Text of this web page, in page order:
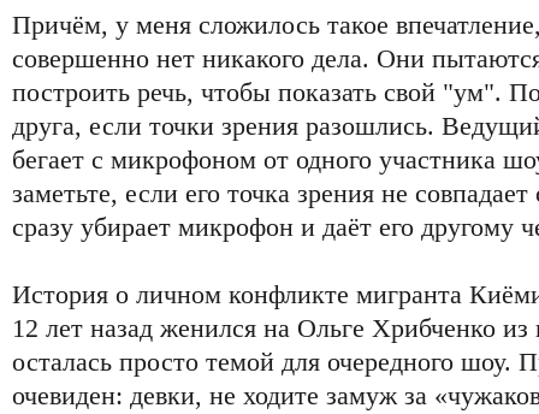
Причём, у меня сложилось такое
совершенно нет никакого дела. Они
построить речь, чтобы показать свой "ум".
друга, если точки зрения разошлись.
бегает с микрофоном от одного участника
заметьте, если его точка зрения не
сразу убирает микрофон и даёт его другому
История о личном конфликте мигранта
12 лет назад женился на Ольге Хрибченко из
осталась просто темой для очередного шоу.
очевиден: девки, не ходите замуж за